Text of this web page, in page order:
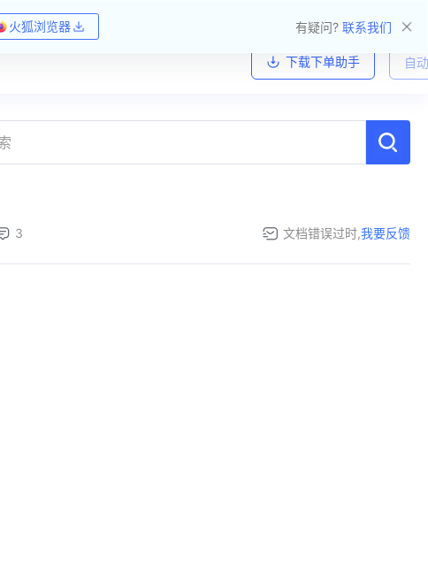
火狐浏览器 有疑问? 联系我们
下载下单助手 自
3 文档错误过时,我要反馈